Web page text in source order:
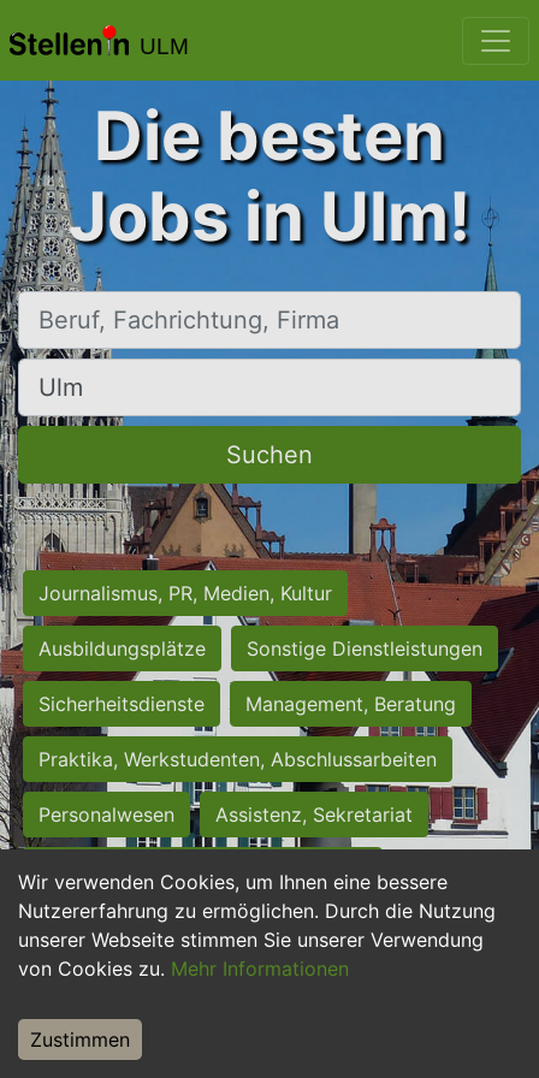
ULM
Wir verwenden Cookies, um Ihnen eine bessere
Nutzererfahrung zu ermöglichen. Durch die Nutzung
unserer Webseite stimmen Sie unserer Verwendung
von Cookies zu. Mehr Informationen
Zustimmen
Die besten
Jobs in Ulm!
Beruf, Fachrichtung, Firma
Ort, Stadt
Suchen
Journalismus, PR, Medien, Kultur
Ausbildungsplätze Sonstige Dienstleistungen
Sicherheitsdienste Management, Beratung
Praktika, Werkstudenten, Abschlussarbeiten
Personalwesen Assistenz, Sekretariat
Hilfskräfte, Aushilfs- und Nebenjobs
Einkauf, Logistik, Materialwirtschaft
Weiterbildung, Studium, duale Ausbildung
Tourismus